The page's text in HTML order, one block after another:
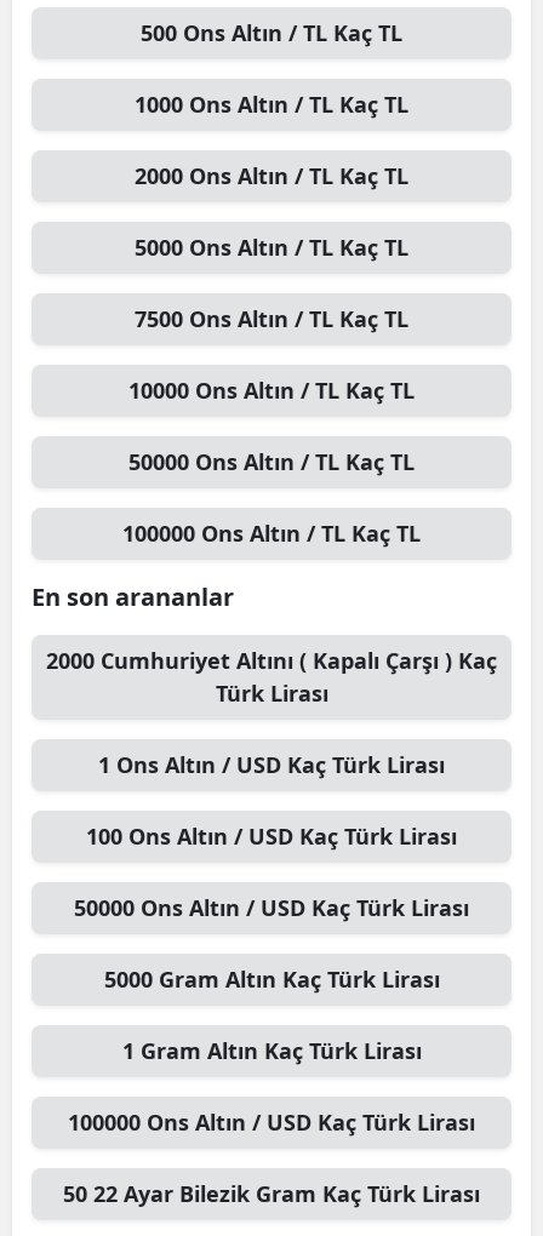
500 Ons Altın / TL Kaç TL
1000 Ons Altın / TL Kaç TL
2000 Ons Altın / TL Kaç TL
5000 Ons Altın / TL Kaç TL
7500 Ons Altın / TL Kaç TL
10000 Ons Altın / TL Kaç TL
50000 Ons Altın / TL Kaç TL
100000 Ons Altın / TL Kaç TL
En son arananlar
2000 Cumhuriyet Altını ( Kapalı Çarşı ) Kaç
Türk Lirası
1 Ons Altın / USD Kaç Türk Lirası
100 Ons Altın / USD Kaç Türk Lirası
50000 Ons Altın / USD Kaç Türk Lirası
5000 Gram Altın Kaç Türk Lirası
1 Gram Altın Kaç Türk Lirası
100000 Ons Altın / USD Kaç Türk Lirası
50 22 Ayar Bilezik Gram Kaç Türk Lirası